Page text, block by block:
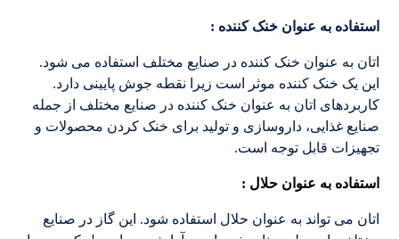
استفاده به عنوان خنک کننده :
اتان به عنوان خنک کننده در صنایع مختلف استفاده می شود.
این یک خنک کننده موثر است زیرا نقطه جوش پایینی دارد.
کاربردهای اتان به عنوان خنک کننده در صنایع مختلف از جمله
صنایع غذایی، داروسازی و تولید برای خنک کردن محصولات و
تجهیزات قابل توجه است.
استفاده به عنوان حلال :
اتان می تواند به عنوان حلال استفاده شود. این گاز در صنایع